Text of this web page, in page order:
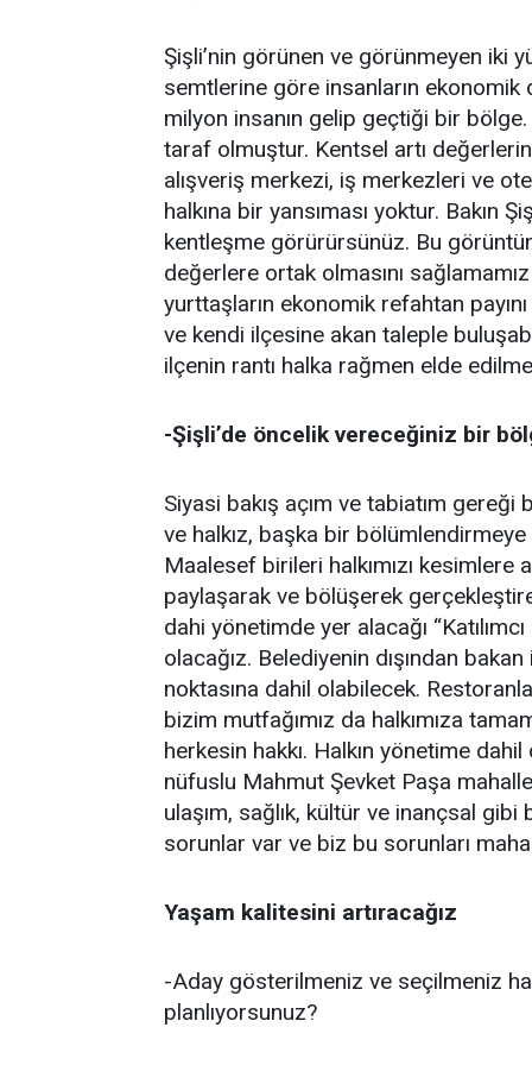
Şişli’nin görünen ve görünmeyen iki
semtlerine göre insanların
milyon insanın gelip geçtiği bir bölge.
taraf olmuştur. Kentsel artı
alışveriş merkezi, iş merkezleri ve
halkına bir yansıması yoktur. Bakın
kentleşme görürürsünüz. Bu
değerlere ortak olmasını
yurttaşların ekonomik refahtan
ve kendi ilçesine akan taleple
ilçenin rantı halka rağmen elde
-Şişli’de öncelik vereceğiniz bir
Siyasi bakış açım ve tabiatım
ve halkız, başka bir
Maalesef birileri halkımızı
paylaşarak ve bölüşerek
dahi yönetimde yer alacağı
olacağız. Belediyenin dışından
noktasına dahil olabilecek.
bizim mutfağımız da halkımıza
herkesin hakkı. Halkın yönetime
nüfuslu Mahmut Şevket Paşa
ulaşım, sağlık, kültür ve inançsal
sorunlar var ve biz bu sorunları
Yaşam kalitesini artıracağız
-Aday gösterilmeniz ve seçilmeniz
planlıyorsunuz?